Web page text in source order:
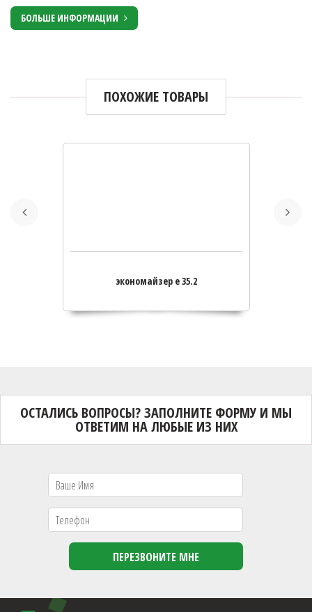
БОЛЬШЕ ИНФОРМАЦИИ
ПОХОЖИЕ ТОВАРЫ
экономайзер e 35.2
ОСТАЛИСЬ ВОПРОСЫ? ЗАПОЛНИТЕ ФОРМУ И МЫ
ОТВЕТИМ НА ЛЮБЫЕ ИЗ НИХ